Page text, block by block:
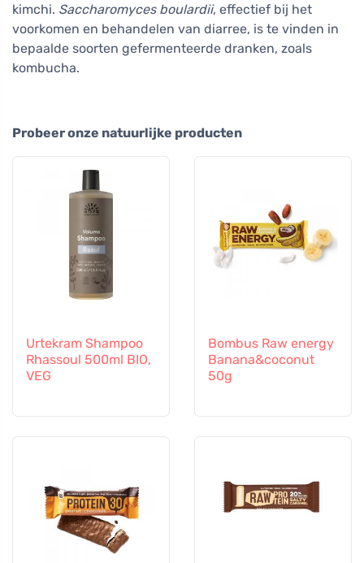
kimchi. Saccharomyces boulardii, effectief bij het
voorkomen en behandelen van diarree, is te vinden in
bepaalde soorten gefermenteerde dranken, zoals
kombucha.
Probeer onze natuurlijke producten
Urtekram Shampoo
Rhassoul 500ml BIO,
VEG
Bombus Raw energy
Banana&coconut
50g